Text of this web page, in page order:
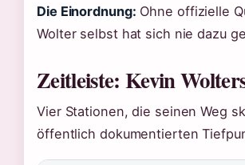
Die Einordnung: Ohne offizielle
Wolter selbst hat sich nie dazu
Zeitleiste: Kevin
Vier Stationen, die seinen Weg
öffentlich dokumentierten